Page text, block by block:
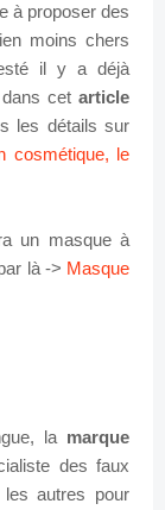
à proposer des
moins chers
il y a déjà
cet article
les détails sur
cosmétique, le
un masque à
là -> Masque
la marque
des faux
autres pour